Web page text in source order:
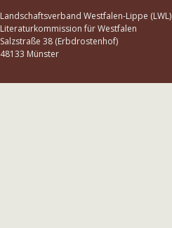
Landschaftsverband Westfalen-Lippe (LWL)
Literaturkommission für Westfalen
Salzstraße 38 (Erbdrostenhof)
48133 Münster